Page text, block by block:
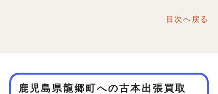
目次へ戻る
鹿児島県龍郷町への古本出張買取